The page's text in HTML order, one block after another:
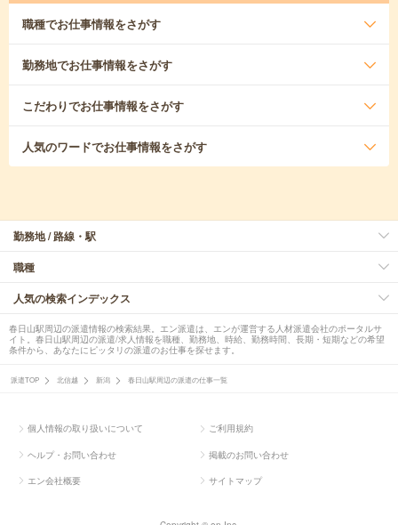
職種でお仕事情報をさがす
勤務地でお仕事情報をさがす
こだわりでお仕事情報をさがす
人気のワードでお仕事情報をさがす
勤務地 / 路線・駅
職種
人気の検索インデックス
春日山駅周辺の派遣情報の検索結果。エン派遣は、エンが運営する人材派遣会社のポータルサ
イト。春日山駅周辺の派遣/求人情報を職種、勤務地、時給、勤務時間、長期・短期などの希望
条件から、あなたにピッタリの派遣のお仕事を探せます。
派遣TOP 北信越 新潟 春日山駅周辺の派遣の仕事一覧
個人情報の取り扱いについて ご利用規約
ヘルプ・お問い合わせ 掲載のお問い合わせ
エン会社概要 サイトマップ